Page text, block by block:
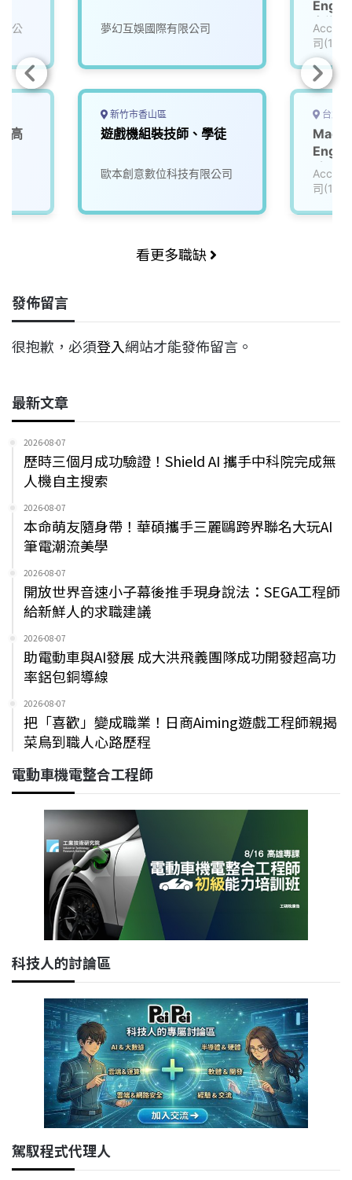
公
(高
夢幻互娛國際有限公司
新竹市香山區
遊戲機組裝技師、學徒
歐本創意數位科技有限公司
名遊
司
台北
_知名
司
看更多職缺
發佈留言
很抱歉，必須登入網站才能發佈留言。
最新文章
2026-08-07
歷時三個月成功驗證！Shield AI 攜手中科院完成無
人機自主搜索
2026-08-07
本命萌友隨身帶！華碩攜手三麗鷗跨界聯名大玩AI
筆電潮流美學
2026-08-07
開放世界音速小子幕後推手現身說法：SEGA工程師
給新鮮人的求職建議
2026-08-07
助電動車與AI發展 成大洪飛義團隊成功開發超高功
率鋁包銅導線
2026-08-07
把「喜歡」變成職業！日商Aiming遊戲工程師親揭
菜鳥到職人心路歷程
電動車機電整合工程師
科技人的討論區
駕馭程式代理人